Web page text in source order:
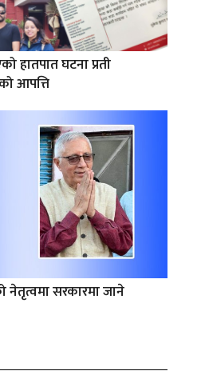
हातपात घटना प्रती
आपत्ति
नेतृत्वमा सरकारमा जाने